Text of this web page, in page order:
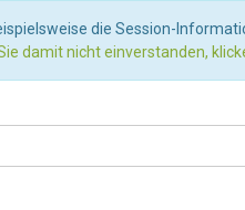
die Session-
damit nicht einverstanden,